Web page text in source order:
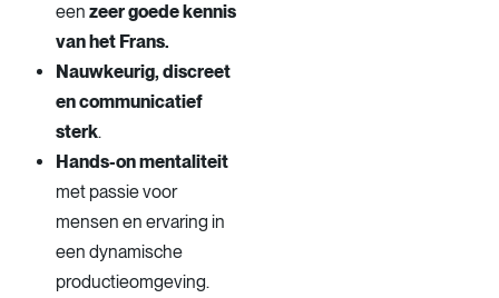
een zeer goede kennis
van het Frans.
Nauwkeurig, discreet
en communicatief
sterk.
Hands-on mentaliteit
met passie voor
mensen en ervaring in
een dynamische
productieomgeving.